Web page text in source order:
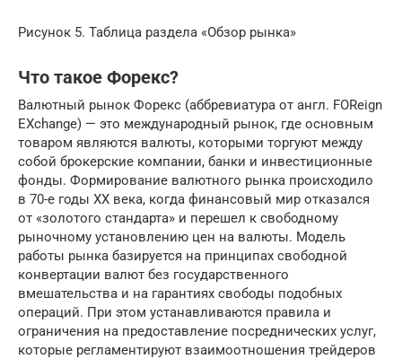
Рисунок 5. Таблица раздела «Обзор рынка»
Что такое Форекс?
Валютный рынок Форекс (аббревиатура от англ. FOReign
EXchange) — это международный рынок, где основным
товаром являются валюты, которыми торгуют между
собой брокерские компании, банки и инвестиционные
фонды. Формирование валютного рынка происходило
в 70-е годы XX века, когда финансовый мир отказался
от «золотого стандарта» и перешел к свободному
рыночному установлению цен на валюты. Модель
работы рынка базируется на принципах свободной
конвертации валют без государственного
вмешательства и на гарантиях свободы подобных
операций. При этом устанавливаются правила и
ограничения на предоставление посреднических услуг,
которые регламентируют взаимоотношения трейдеров